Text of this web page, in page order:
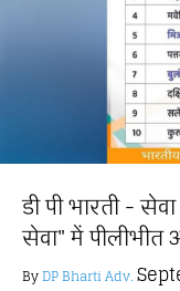
डी पी भारती -
सेवा" में पीलीभीत
ByDP Bharti Adv.